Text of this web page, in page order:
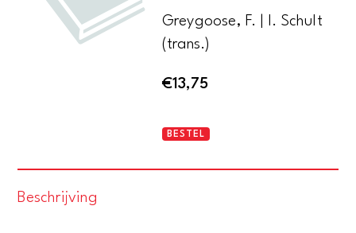
Greygoose, F. | I. Schult
(trans.)
€13,75
Schachfiguren
BESTEL
Beschrijving